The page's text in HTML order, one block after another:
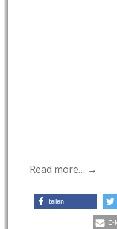
Read more… →
teilen
E-